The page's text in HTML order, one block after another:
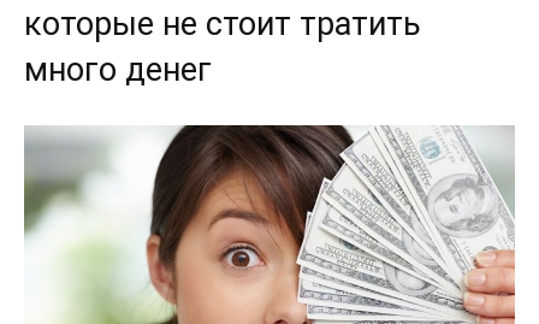
которые не стоит тратить
много денег